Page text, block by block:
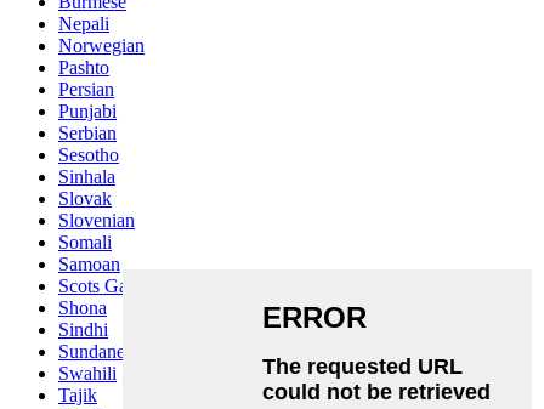
Nepali
Norwegian
Pashto
Persian
Punjabi
Serbian
Sesotho
Sinhala
Slovak
Slovenian
Somali
Samoan
Scots Gaelic
Shona
Sindhi
Sundanese
Swahili
Tajik